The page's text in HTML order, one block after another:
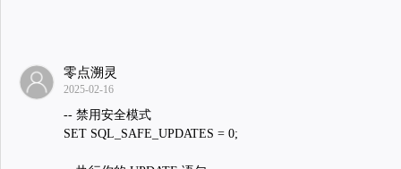
零点溯灵
2025-02-16
-- 禁用安全模式
SET SQL_SAFE_UPDATES = 0;